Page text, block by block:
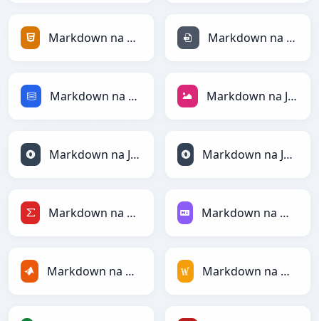
Markdown na HTML Markdown na INI
Markdown na SQL Markdown na JPEG
Markdown na JSON Markdown na JSONLines
Markdown na LaTeX Markdown na Markdown
Markdown na MATLAB Markdown na MediaWiki